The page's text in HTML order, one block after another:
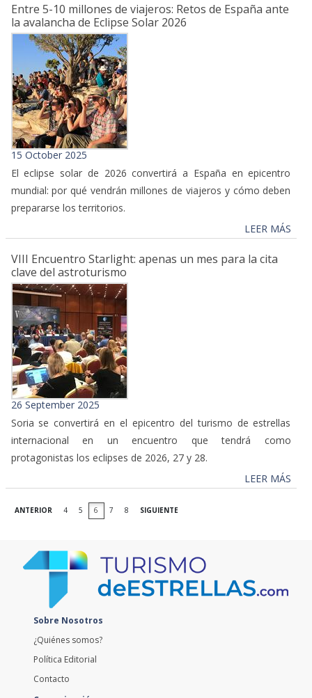
Entre 5-10 millones de viajeros: Retos de España ante
la avalancha de Eclipse Solar 2026
15 October 2025
El eclipse solar de 2026 convertirá a España en epicentro
mundial: por qué vendrán millones de viajeros y cómo deben
prepararse los territorios.
LEER MÁS
VIII Encuentro Starlight: apenas un mes para la cita
clave del astroturismo
26 September 2025
Soria se convertirá en el epicentro del turismo de estrellas
internacional en un encuentro que tendrá como
protagonistas los eclipses de 2026, 27 y 28.
LEER MÁS
ANTERIOR 4 5 6 7 8 SIGUIENTE
Sobre Nosotros
¿Quiénes somos?
Política Editorial
Contacto